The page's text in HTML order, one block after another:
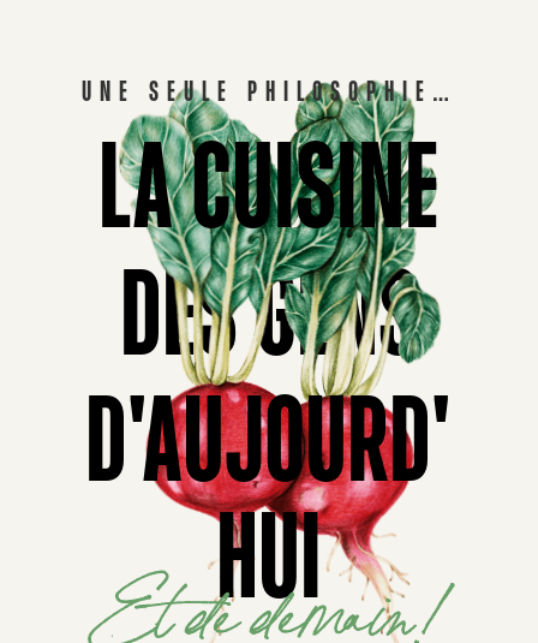
UNE SEULE PHILOSOPHIE…
LA CUISINE
DES GENS
D'AUJOURD'
HUI
Et de demain!